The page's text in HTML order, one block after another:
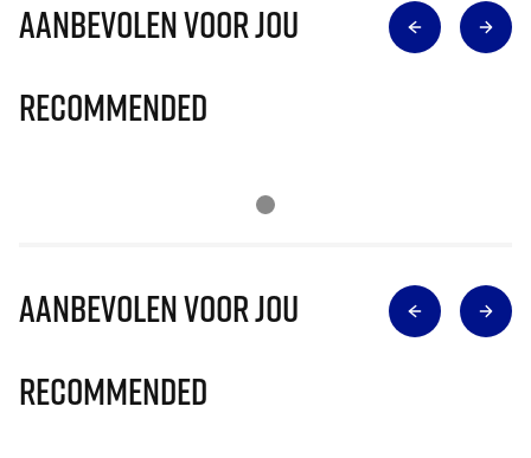
Aanbevolen voor jou
Recommended
Aanbevolen voor jou
Recommended